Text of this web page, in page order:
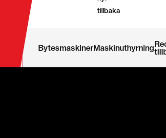
tillbaka
BytesmaskinerMaskinuthyrning